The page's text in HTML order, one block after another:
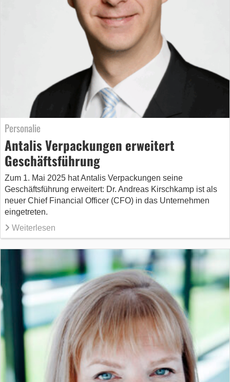
Personalie
Antalis Verpackungen erweitert
Geschäftsführung
Zum 1. Mai 2025 hat Antalis Verpackungen seine
Geschäftsführung erweitert: Dr. Andreas Kirschkamp ist als
neuer Chief Financial Officer (CFO) in das Unternehmen
eingetreten.
Weiterlesen